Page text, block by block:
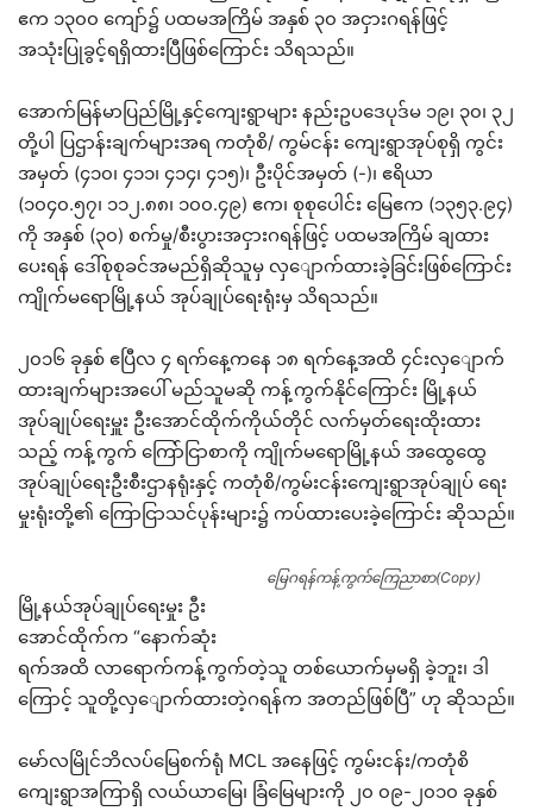
ဧက ၁၃၀၀ ကျော်၌ ပထမအကြိမ် အနှစ် ၃၀ အငှားဂရန်ဖြင့်
အသုံးပြုခွင့်ရရှိထားပြီဖြစ်ကြောင်း သိရသည်။
အောက်မြန်မာပြည်မြို့နှင့်ကျေးရွာများ နည်းဥပဒေပုဒ်မ ၁၉၊ ၃၀၊ ၃၂
တို့ပါ ပြဌာန်းချက်များအရ ကတုံစိ/ ကွမ်ငန်း ကျေးရွာအုပ်စုရှိ ကွင်း
အမှတ် (၄၁၀၊ ၄၁၁၊ ၄၁၄၊ ၄၁၅)၊ ဦးပိုင်အမှတ် (-)၊ ဧရိယာ
(၁၀၄၀.၅၇၊ ၁၁၂.၈၈၊ ၁၀၀.၄၉) ဧက၊ စုစုပေါင်း မြေဧက (၁၃၅၃.၉၄)
ကို အနှစ် (၃၀) စက်မှု/စီးပွားအငှားဂရန်ဖြင့် ပထမအကြိမ် ချထား
ပေးရန် ဒေါ်စုစုခင်အမည်ရှိဆိုသူမှ လှျောက်ထားခဲ့ခြင်းဖြစ်ကြောင်း
ကျိုက်မရောမြို့နယ် အုပ်ချုပ်ရေးရုံးမှ သိရသည်။
၂၀၁၆ ခုနှစ် ဧပြီလ ၄ ရက်နေ့ကနေ ၁၈ ရက်နေ့အထိ ၄င်းလှျောက်
ထားချက်များအပေါ် မည်သူမဆို ကန့်ကွက်နိုင်ကြောင်း မြို့နယ်
အုပ်ချုပ်ရေးမှူး ဦးအောင်ထိုက်ကိုယ်တိုင် လက်မှတ်ရေးထိုးထား
သည့် ကန့်ကွက် ကြော်ငြာစာကို ကျိုက်မရောမြို့နယ် အထွေထွေ
အုပ်ချုပ်ရေးဦးစီးဌာနရုံးနှင့် ကတုံစိ/ကွမ်းငန်းကျေးရွာအုပ်ချုပ် ရေး
မှုးရုံးတို့၏ ကြောငြာသင်ပုန်းများ၌ ကပ်ထားပေးခဲ့ကြောင်း ဆိုသည်။
မြေဂရန်ကန့်ကွက်ကြေညာစာ(Copy)
မြို့နယ်အုပ်ချုပ်ရေးမှုး ဦး
အောင်ထိုက်က “နောက်ဆုံး
ရက်အထိ လာရောက်ကန့်ကွက်တဲ့သူ တစ်ယောက်မှမရှိ ခဲ့ဘူး၊ ဒါ
ကြောင့် သူတို့လှျောက်ထားတဲ့ဂရန်က အတည်ဖြစ်ပြီ” ဟု ဆိုသည်။
မော်လမြိုင်ဘိလပ်မြေစက်ရုံ MCL အနေဖြင့် ကွမ်းငန်း/ကတုံစိ
ကျေးရွာအကြာရှိ လယ်ယာမြေ၊ ခြံမြေများကို ၂၀ ၀၉-၂၀၁၀ ခုနှစ်